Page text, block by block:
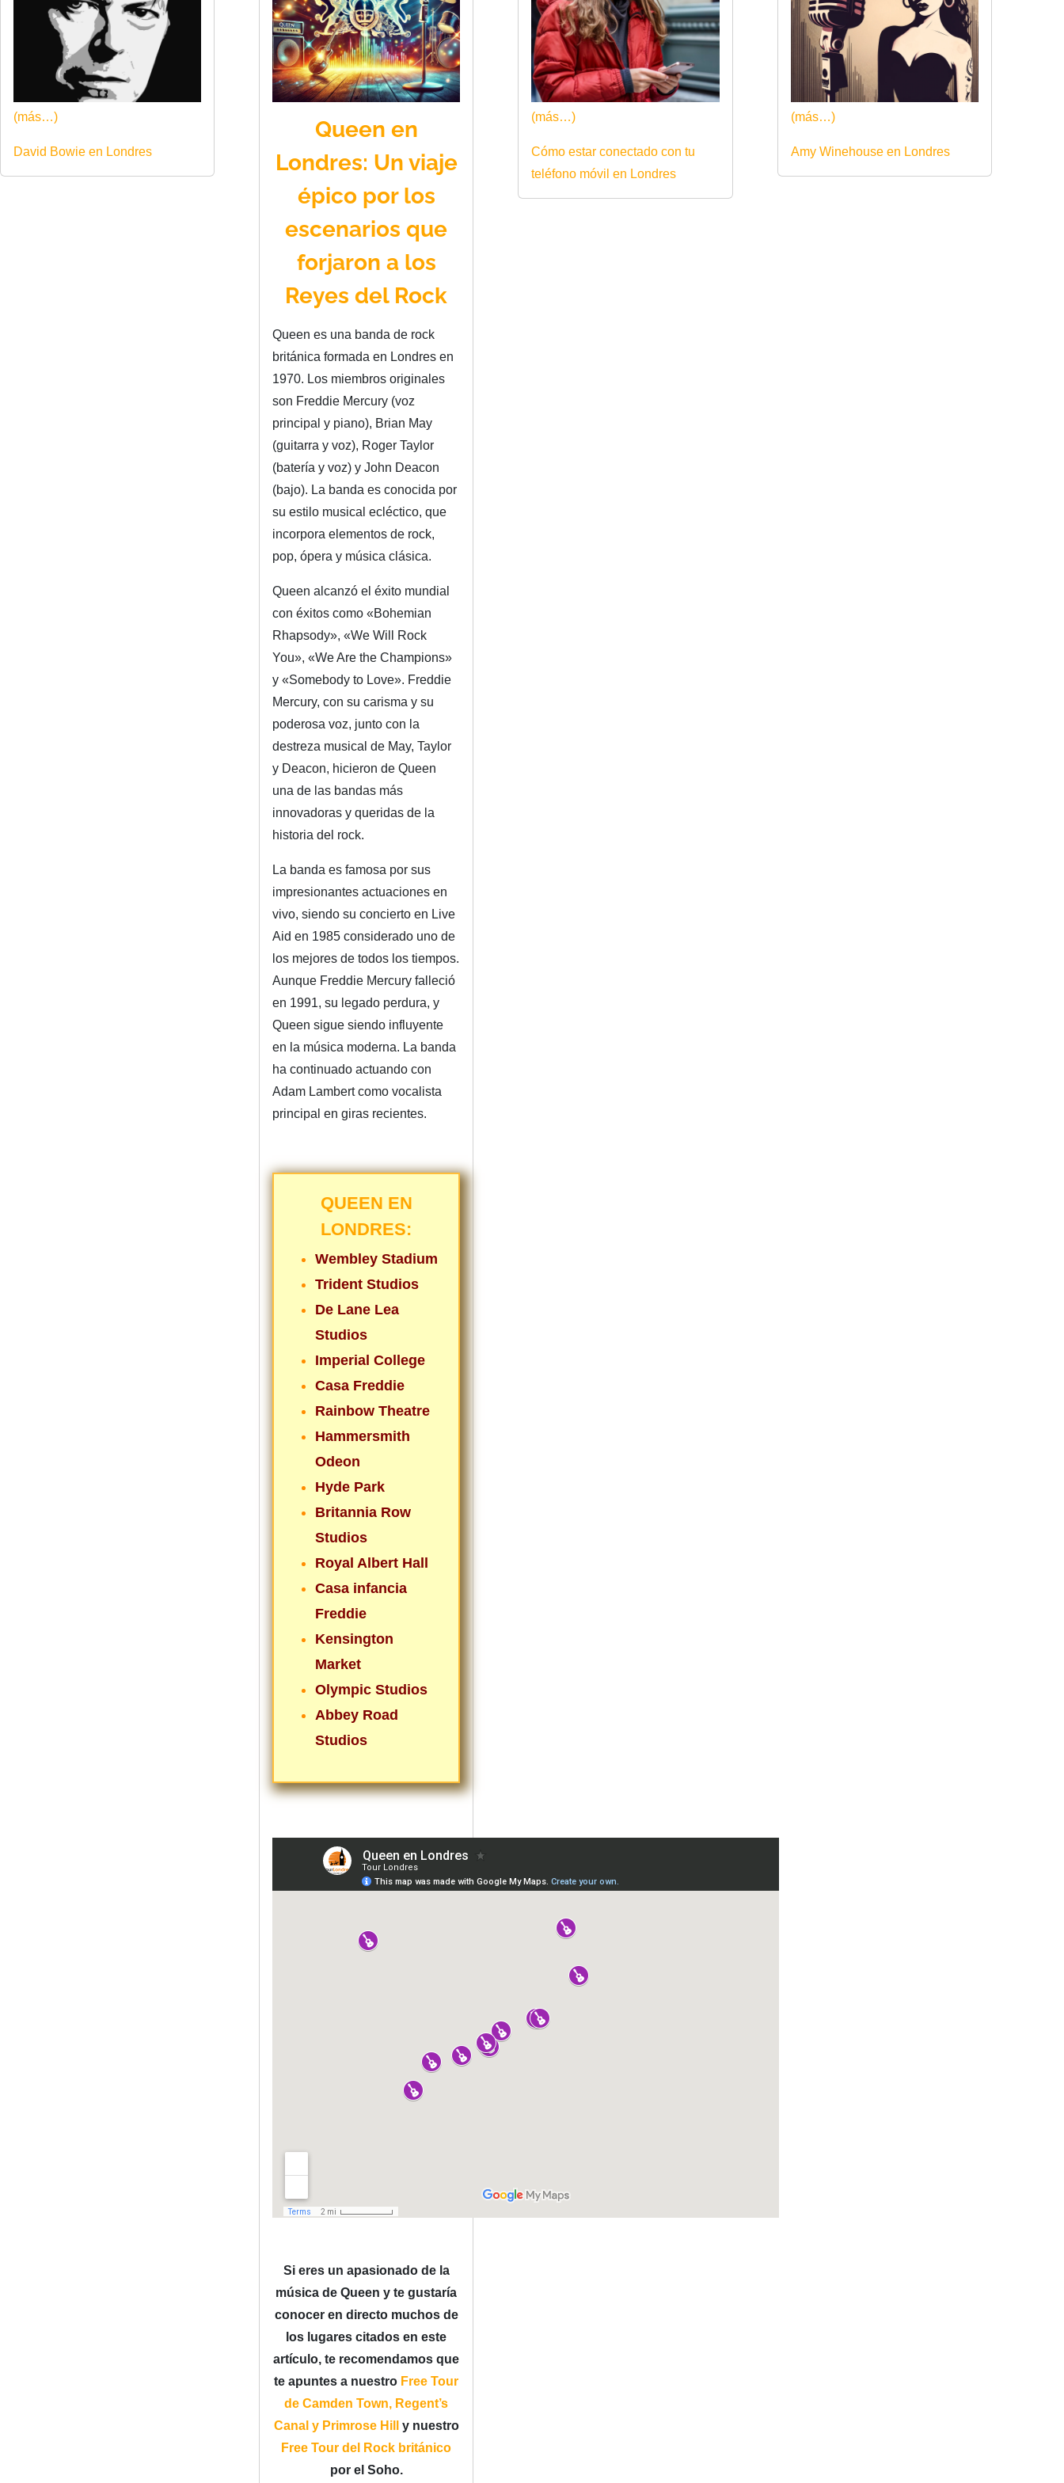
(más…)
David Bowie en Londres
Queen en
Londres: Un viaje
épico por los
escenarios que
forjaron a los
Reyes del Rock
Queen es una banda de rock
británica formada en Londres en
1970. Los miembros originales
son Freddie Mercury (voz
principal y piano), Brian May
(guitarra y voz), Roger Taylor
(batería y voz) y John Deacon
(bajo). La banda es conocida por
su estilo musical ecléctico, que
incorpora elementos de rock,
pop, ópera y música clásica.
Queen alcanzó el éxito mundial
con éxitos como «Bohemian
Rhapsody», «We Will Rock
You», «We Are the Champions»
y «Somebody to Love». Freddie
Mercury, con su carisma y su
poderosa voz, junto con la
destreza musical de May, Taylor
y Deacon, hicieron de Queen
una de las bandas más
innovadoras y queridas de la
historia del rock.
La banda es famosa por sus
impresionantes actuaciones en
vivo, siendo su concierto en Live
Aid en 1985 considerado uno de
los mejores de todos los tiempos.
Aunque Freddie Mercury falleció
en 1991, su legado perdura, y
Queen sigue siendo influyente
en la música moderna. La banda
ha continuado actuando con
Adam Lambert como vocalista
principal en giras recientes.
QUEEN EN
LONDRES:
Wembley Stadium
Trident Studios
De Lane Lea
Studios
Imperial College
Casa Freddie
Rainbow Theatre
Hammersmith
Odeon
Hyde Park
Britannia Row
Studios
Royal Albert Hall
Casa infancia
Freddie
Kensington
Market
Olympic Studios
Abbey Road
Studios
Si eres un apasionado de la
música de Queen y te gustaría
conocer en directo muchos de
los lugares citados en este
artículo, te recomendamos que
te apuntes a nuestro Free Tour
de Camden Town, Regent’s
Canal y Primrose Hill
y nuestro
Free Tour del Rock británico
por el Soho.
(más…)
Cómo estar conectado con tu
teléfono móvil en Londres
(más…)
Amy Winehouse en Londres